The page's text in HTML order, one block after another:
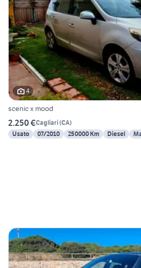
4
scenic x mood
2.250 €Cagliari(CA)
Usato
07/2010 250000 Km Diesel